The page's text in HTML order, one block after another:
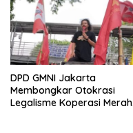
DPD GMNI Jakarta
Membongkar Otokrasi
Legalisme Koperasi Merah